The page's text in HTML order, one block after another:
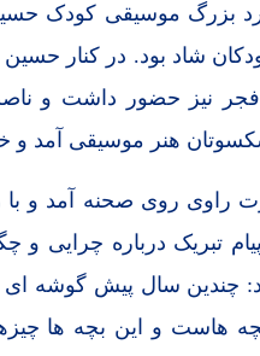
بزرگ موسیقی کودک حسین
شاد بود. در کنار
نیز حضور داشت و
هنر موسیقی آمد و
راوی روی صحنه آمد و
تبریک درباره چرایی و
چندین سال پیش گوشه ای
هاست و این بچه ها